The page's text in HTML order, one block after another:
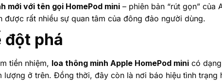
mới với tên gọi HomePod mini – phiên bản “rút gọn” của
được rất nhiều sự quan tâm của đông đảo người dùng.
phá
tiền nhiệm, loa thông minh Apple HomePod mini có
lượng ở trên. Đồng thời, đây còn là nơi báo hiệu tình trạng